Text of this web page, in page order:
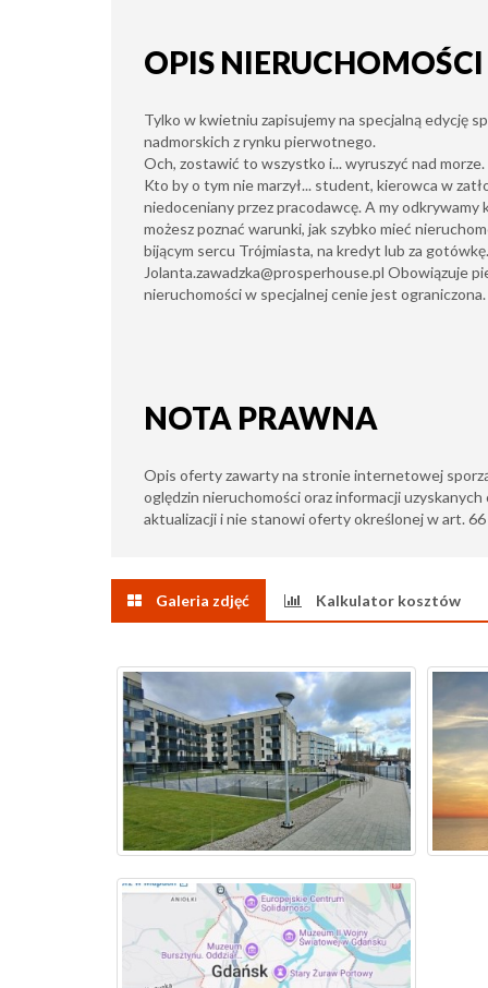
OPIS NIERUCHOMOŚCI
Tylko w kwietniu zapisujemy na specjalną edycję
nadmorskich z rynku pierwotnego.
Och, zostawić to wszystko i... wyruszyć nad morze.
Kto by o tym nie marzył... student, kierowca w
niedoceniany przez pracodawcę. A my odkrywamy
możesz poznać warunki, jak szybko mieć
bijącym sercu Trójmiasta, na kredyt lub za
Jolanta.zawadzka@prosperhouse.pl Obowiązuje
nieruchomości w specjalnej cenie jest ograniczona.
NOTA PRAWNA
Opis oferty zawarty na stronie internetowej
oględzin nieruchomości oraz informacji uzyskanych
aktualizacji i nie stanowi oferty określonej w art.
Galeria zdjęć Kalkulator kosztów